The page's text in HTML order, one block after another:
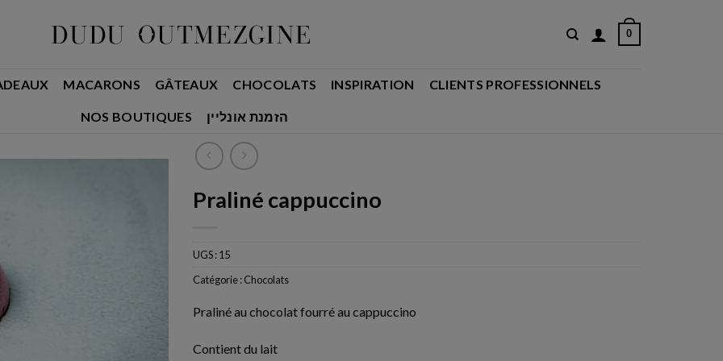
0
MACARONS GÂTEAUX CHOCOLATS INSPIRATION CLIENTS PROFESSIONNELS
NOS BOUTIQUES הזמנת אונליין
Praliné cappuccino
UGS :15
Catégorie :Chocolats
Praliné au chocolat fourré au cappuccino
Contient du lait